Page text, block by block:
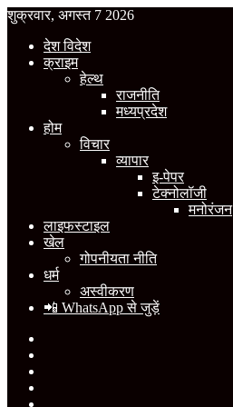
शुक्रवार, अगस्त 7 2026
देश विदेश
क्राइम
हेल्थ
राजनीति
मध्यप्रदेश
होम
विचार
व्यापार
इ-पेपर
टेक्नोलॉजी
मनोरंजन
लाइफस्टाइल
खेल
गोपनीयता नीति
धर्म
अस्वीकरण
📲 WhatsApp से जुड़ें